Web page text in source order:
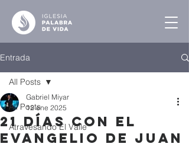
Entrada
All Posts
Atravesando El Valle
All Posts
21 Días con el
Evangelio de Juan
Gabriel Miyar
12 ene 2025